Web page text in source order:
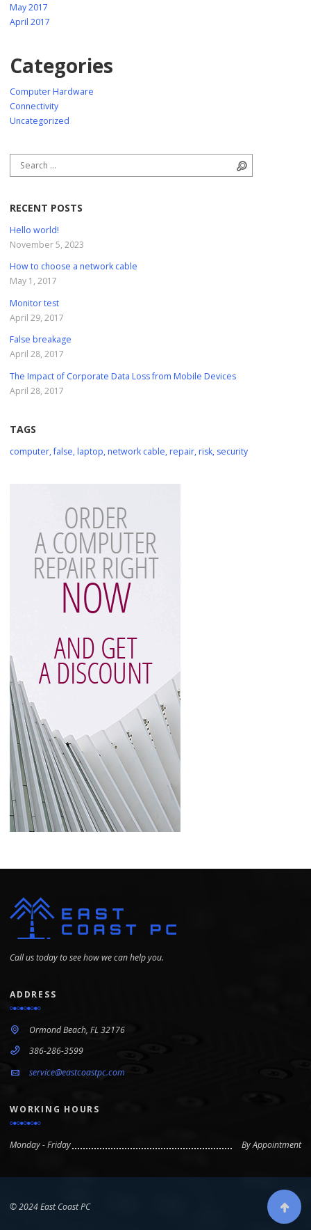
May 2017
April 2017
Categories
Computer Hardware
Connectivity
Uncategorized
Search for:
RECENT POSTS
Hello world!
November 5, 2023
How to choose a network cable
May 1, 2017
Monitor test
April 29, 2017
False breakage
April 28, 2017
The Impact of Corporate Data Loss from Mobile Devices
April 28, 2017
TAGS
computer,false,laptop,network cable,repair,risk, security
Call us today to see how we can help you.
ADDRESS
Ormond Beach, FL 32176
386-286-3599
service@eastcoastpc.com
WORKING HOURS
Monday - Friday By Appointment
© 2024 East Coast PC Scroll